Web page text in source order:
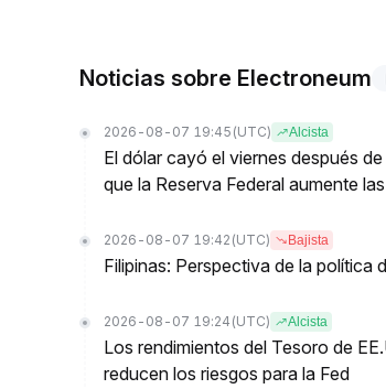
Noticias sobre Electroneum
2026-08-07 19:45 (UTC) Alcista
El dólar cayó el viernes después
que la Reserva Federal aumente
2026-08-07 19:42 (UTC) Bajista
Filipinas: Perspectiva de la política
2026-08-07 19:24 (UTC) Alcista
Los rendimientos del Tesoro de
reducen los riesgos para la Fed